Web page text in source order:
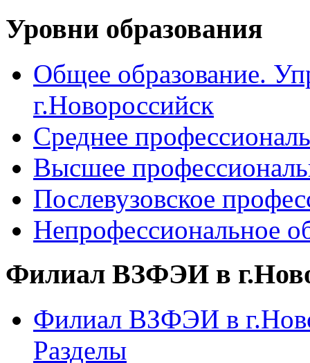
Уровни образования
Общее образование.
г.Новороссийск
Среднее
Высшее
Послевузовское
Непрофессиональное
Филиал ВЗФЭИ в
Филиал ВЗФЭИ в
Разделы